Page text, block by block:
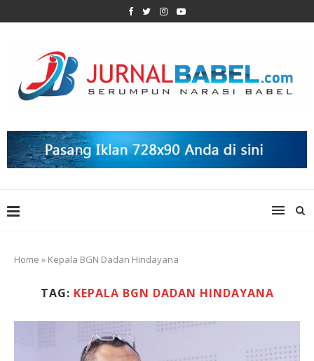
Home » Kepala BGN Dadan Hindayana
TAG: KEPALA BGN DADAN HINDAYANA